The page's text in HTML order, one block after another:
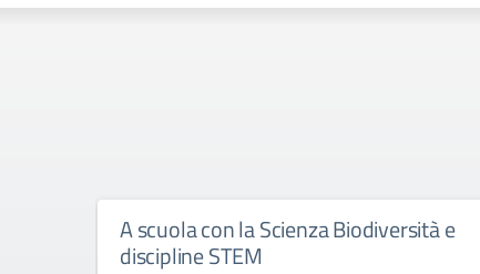
A scuola con la Scienza Biodiversità e
discipline STEM